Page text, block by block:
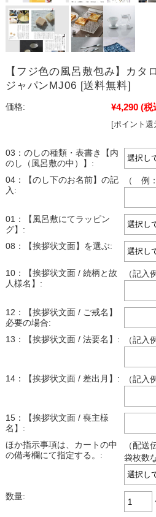
【フジ色の風呂敷包み】カタ
ジャパンMJ06 [送料無料]
価格: ¥4,290 (税
[ポイント還
03：のしの種類・表書き【内
のし（風呂敷の中）】:
04：【のし下のお名前】の記
入:
（ 例
01：【風呂敷にてラッピン
グ】:
08：【挨拶状文面】を選ぶ:
10：【挨拶状文面 / 続柄と故
人様名】:
（記
12：【挨拶状文面 / ご戒名】
必要の場合:
13：【挨拶状文面 / 法要名】:
（記入
14：【挨拶状文面 / 差出月】: （記入
15：【挨拶状文面 / 喪主様
名】:
ほか指示事項は、カートの中
の備考欄にて指定する。:
（配送
袋枚数
数量: